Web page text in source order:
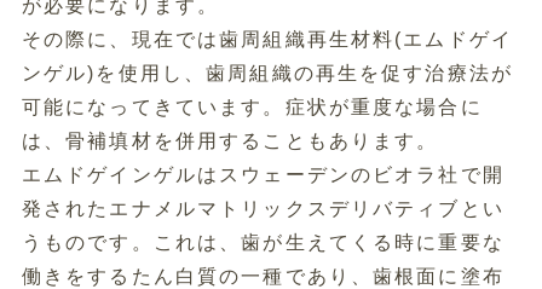
が必要になります。
その際に、現在では歯周組織再生材料(エムドゲイ
ンゲル)を使用し、歯周組織の再生を促す治療法が
可能になってきています。症状が重度な場合に
は、骨補填材を併用することもあります。
エムドゲインゲルはスウェーデンのビオラ社で開
発されたエナメルマトリックスデリバティブとい
うものです。これは、歯が生えてくる時に重要な
働きをするたん白質の一種であり、歯根面に塗布